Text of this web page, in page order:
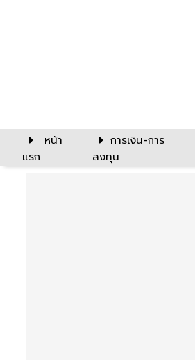
หน้า
แรก
การเงิน-การ
ลงทุน